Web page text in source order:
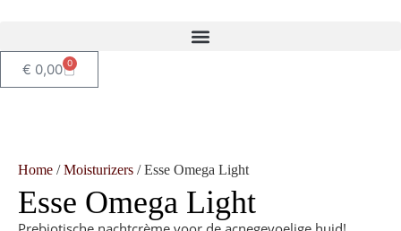
€ 0,00 0
Home /Moisturizers / Esse Omega Light
Esse Omega Light